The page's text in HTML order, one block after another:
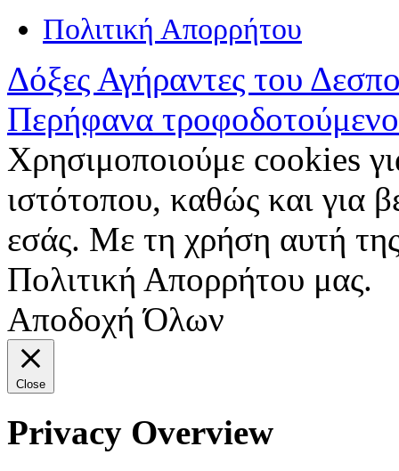
Πολιτική Απορρήτου
Δόξες Αγήραντες του
Περήφανα
Χρησιμοποιούμε cookies
ιστότοπου, καθώς και για
εσάς. Με τη χρήση αυτή
Πολιτική Απορρήτου μας.
Αποδοχή Όλων
Close
Privacy Overview